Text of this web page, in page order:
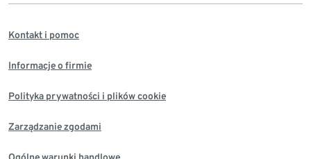
Kontakt i pomoc
Informacje o firmie
Polityka prywatności i plików cookie
Zarządzanie zgodami